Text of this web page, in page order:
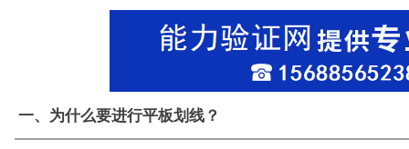
一、为什么要进行平板划线？